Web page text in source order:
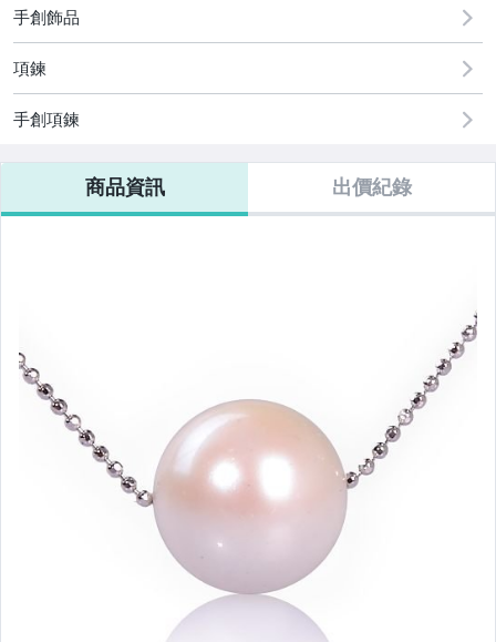
手創飾品
項鍊
手創項鍊
商品資訊 出價紀錄